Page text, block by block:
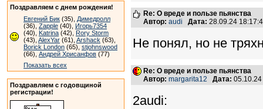
Поздравляем с днем рождения!
Евгений Бик (35), Димедролл
(36), Zapple (40), Игорь7354
(40), Katrina (42), Rory Storm
(43), AlexYar (61), Arshack (63),
Borick London (65), stjohnswood
(66), Андрей Хрисанфов (77)
Показать всех
Поздравляем с годовщиной
регистрации!
Re: О вреде и пользе пьянства
Автор: audi Дата: 28.09.24
Не понял, но не
Re: О вреде и пользе пьянства
Автор: margarita12 Дата:
2audi: